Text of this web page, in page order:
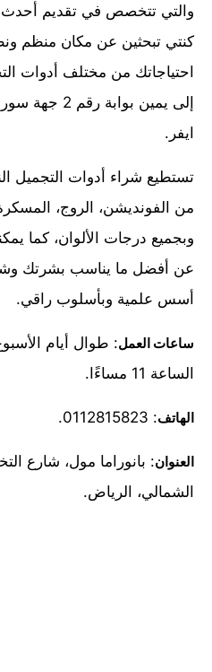
والتي تتخصص في تقديم أحدث
كنتي تبحثين عن مكان منظم
احتياجاتك من مختلف أدوات
إلى يمين
ايفر.
تستطيع شراء أدوات التجميل
من الفونديشن، الروج،
وبجميع درجات الألوان، كما
عن أفضل ما يناسب بشرتك
أسس علمية وبأسلوب راقي.
ساعات العمل
الساعة 11 مساءًا.
الهاتف: 0112815823.
العنوان: بانوراما مول، شارع
الشمالي، الرياض.